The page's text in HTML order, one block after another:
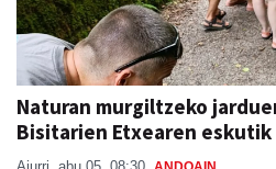
Naturan murgiltzeko
Bisitarien Etxearen eskutik